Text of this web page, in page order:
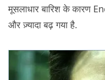
मूसलाधार बारिश के कारण
और ज़्यादा बढ़ गया है.